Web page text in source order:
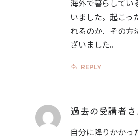
海外で暮らしてい
いました。起こっ
れるのか、その方
ざいました。
REPLY
過去の受講者
自分に降りかかっ